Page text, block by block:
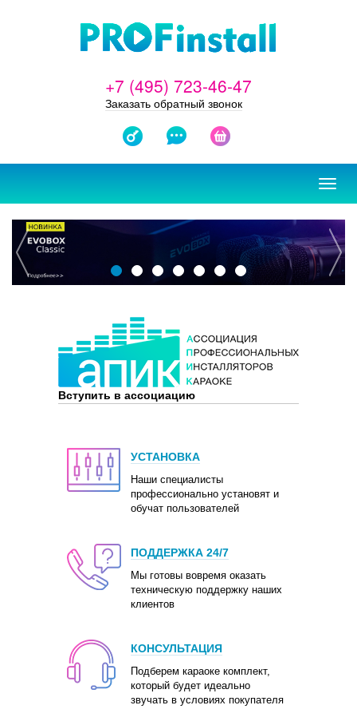
+7 (495) 723-46-47
Заказать обратный звонок
ЗАКАЗАТЬ
ПРОЕКТ
ОТЗЫВЫ
Вступить в ассоциацию
УСТАНОВКА
Наши специалисты
профессионально установят и
обучат пользователей
ПОДДЕРЖКА 24/7
Мы готовы вовремя оказать
техническую поддержку наших
клиентов
КОНСУЛЬТАЦИЯ
Подберем караоке комплект,
который будет идеально
звучать в условиях покупателя